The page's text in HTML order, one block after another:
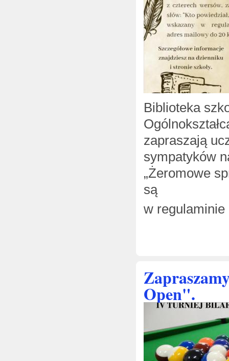
Biblioteka
zapraszają
sympatyków
„Żeromowe
są
w
Open".